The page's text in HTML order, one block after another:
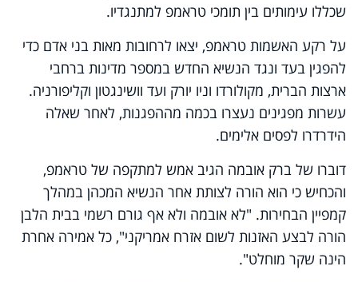
שכללו עימותים בין תומכי טראמפ למתנגדיו.
על רקע האשמות טראמפ, יצאו לרחובות מאות בני אדם כדי
להפגין בעד ונגד הנשיא החדש במספר מדינות ברחבי
ארצות הברית, מקולורדו וניו יורק ועד וושינגטון וקליפורניה.
עשרות מפגינים נעצרו בכמה מההפגנות, לאחר שאלה
הידרדרו לפסים אלימים.
דוברו של ברק אובמה הגיב אמש למתקפה של טראמפ,
והכחיש כי הוא הורה לצותת אחר הנשיא המכהן במהלך
קמפיין הבחירות. "לא אובמה ולא אף גורם רשמי בבית הלבן
הורה לבצע האזנות לשום אזרח אמריקני", כל אמירה אחרת
הינה שקר מוחלט".